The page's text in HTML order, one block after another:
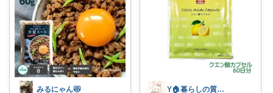
みるにゃん😻 Y🏠暮らしの質が上がる物探し